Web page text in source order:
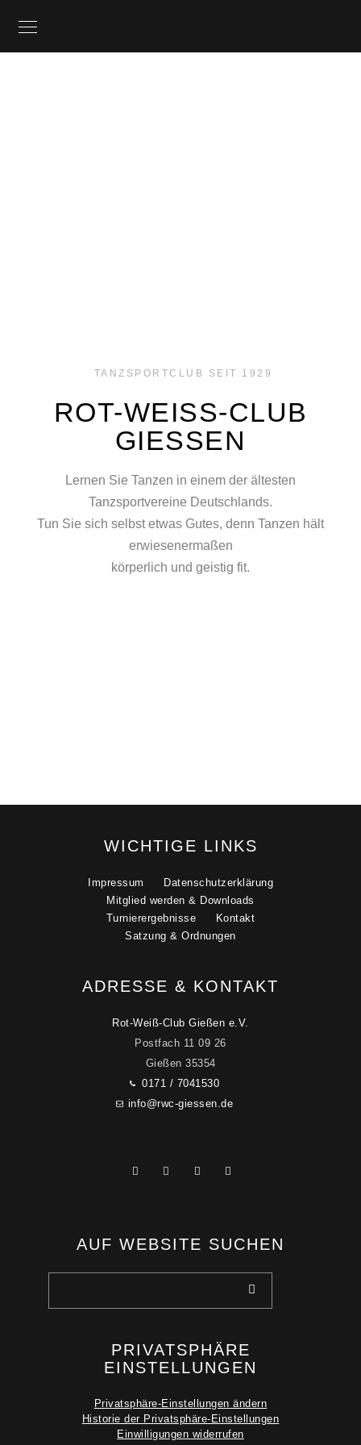
TANZSPORTCLUB SEIT 1929
ROT-WEISS-CLUB
GIESSEN
Lernen Sie Tanzen in einem der ältesten
Tanzsportvereine Deutschlands.
Tun Sie sich selbst etwas Gutes, denn Tanzen hält
erwiesenermaßen
körperlich und geistig fit.
WICHTIGE LINKS
Impressum
Datenschutzerklärung
Mitglied werden & Downloads
Turnierergebnisse
Kontakt
Satzung & Ordnungen
ADRESSE & KONTAKT
Rot-Weiß-Club Gießen e.V.
Postfach 11 09 26
Gießen 35354
0171 / 7041530
info@rwc-giessen.de
AUF WEBSITE SUCHEN
PRIVATSPHÄRE
EINSTELLUNGEN
Privatsphäre-Einstellungen ändern
Historie der Privatsphäre-Einstellungen
Einwilligungen widerrufen